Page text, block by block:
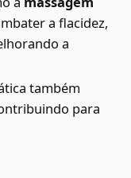
a flacidez,
a
também
para